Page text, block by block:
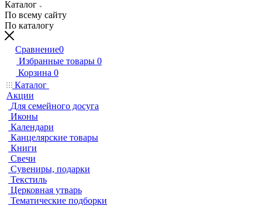
Каталог
По всему сайту
По каталогу
Сравнение0
Избранные товары 0
Корзина 0
Каталог
Акции
Для семейного досуга
Иконы
Календари
Канцелярские товары
Книги
Свечи
Сувениры, подарки
Текстиль
Церковная утварь
Тематические подборки